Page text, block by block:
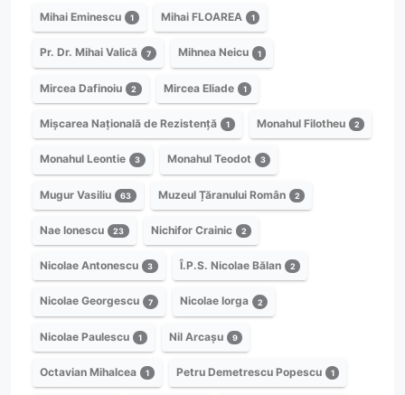
Mihai Eminescu 1 Mihai FLOAREA 1
Pr. Dr. Mihai Valică 7 Mihnea Neicu 1
Mircea Dafinoiu 2 Mircea Eliade 1
Mișcarea Națională de Rezistență 1 Monahul Filotheu 2
Monahul Leontie 3 Monahul Teodot 3
Mugur Vasiliu 63 Muzeul Țăranului Român 2
Nae Ionescu 23 Nichifor Crainic 2
Nicolae Antonescu 3 Î.P.S. Nicolae Bălan 2
Nicolae Georgescu 7 Nicolae Iorga 2
Nicolae Paulescu 1 Nil Arcașu 9
Octavian Mihalcea 1 Petru Demetrescu Popescu 1